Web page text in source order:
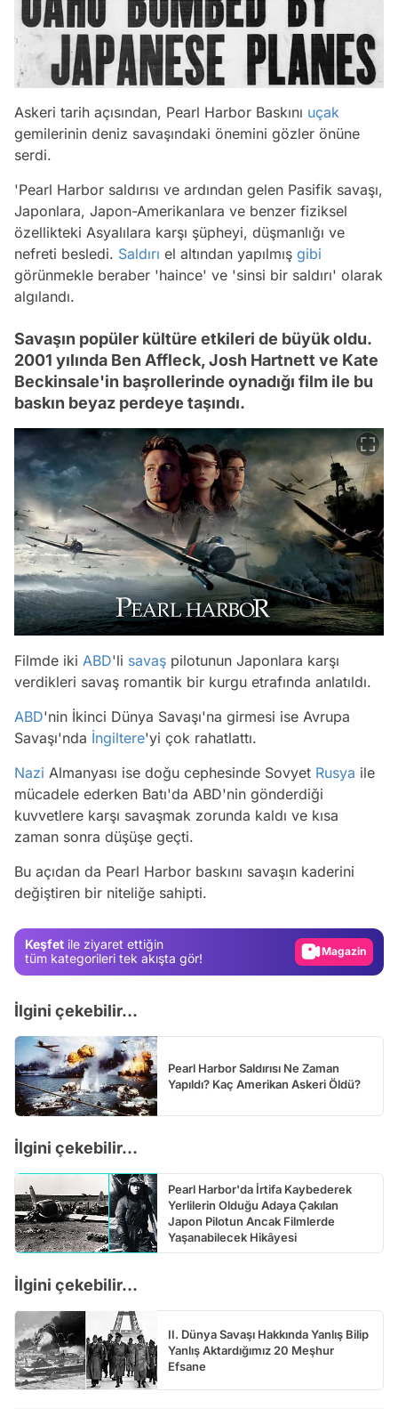
Askeri tarih açısından, Pearl Harbor Baskını uçak
gemilerinin deniz savaşındaki önemini gözler önüne
serdi.
'Pearl Harbor saldırısı ve ardından gelen Pasifik savaşı,
Japonlara, Japon-Amerikanlara ve benzer fiziksel
özellikteki Asyalılara karşı şüpheyi, düşmanlığı ve
nefreti besledi. Saldırı el altından yapılmış gibi
görünmekle beraber 'haince' ve 'sinsi bir saldırı' olarak
algılandı.
Savaşın popüler kültüre etkileri de büyük oldu.
2001 yılında Ben Affleck, Josh Hartnett ve Kate
Beckinsale'in başrollerinde oynadığı film ile bu
baskın beyaz perdeye taşındı.
Filmde iki ABD'li savaş pilotunun Japonlara karşı
verdikleri savaş romantik bir kurgu etrafında anlatıldı.
ABD'nin İkinci Dünya Savaşı'na girmesi ise Avrupa
Savaşı'nda İngiltere'yi çok rahatlattı.
Nazi Almanyası ise doğu cephesinde Sovyet Rusya ile
mücadele ederken Batı'da ABD'nin gönderdiği
kuvvetlere karşı savaşmak zorunda kaldı ve kısa
zaman sonra düşüşe geçti.
Bu açıdan da Pearl Harbor baskını savaşın kaderini
değiştiren bir niteliğe sahipti.
Keşfet ile ziyaret ettiğin
tüm kategorileri tek akışta gör!
Video
İlgini çekebilir...
Pearl Harbor Saldırısı Ne Zaman
Yapıldı? Kaç Amerikan Askeri Öldü?
İlgini çekebilir...
Pearl Harbor'da İrtifa Kaybederek
Yerlilerin Olduğu Adaya Çakılan
Japon Pilotun Ancak Filmlerde
Yaşanabilecek Hikâyesi
İlgini çekebilir...
II. Dünya Savaşı Hakkında Yanlış Bilip
Yanlış Aktardığımız 20 Meşhur
Efsane